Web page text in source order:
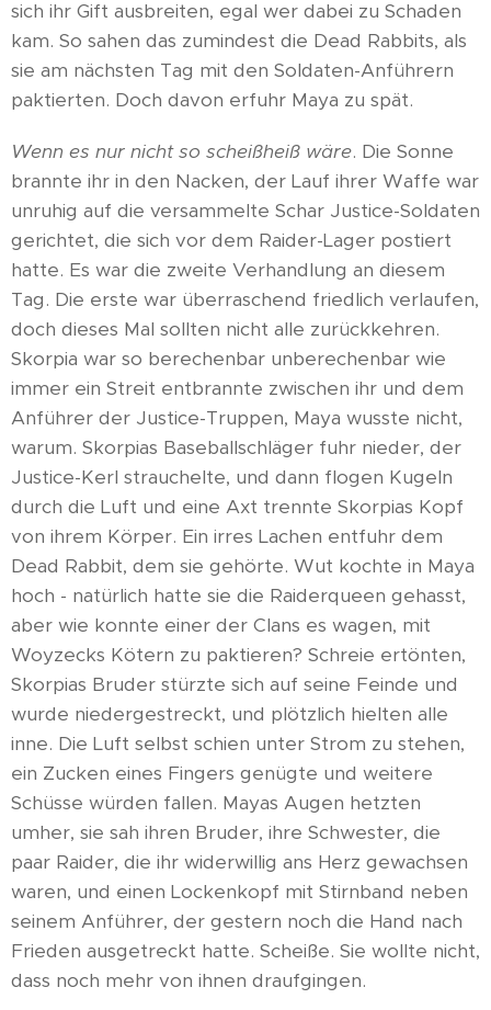
sich ihr Gift ausbreiten, egal wer dabei zu Schaden
kam. So sahen das zumindest die Dead Rabbits, als
sie am nächsten Tag mit den Soldaten-Anführern
paktierten. Doch davon erfuhr Maya zu spät.
Wenn es nur nicht so scheißheiß wäre. Die Sonne
brannte ihr in den Nacken, der Lauf ihrer Waffe war
unruhig auf die versammelte Schar Justice-Soldaten
gerichtet, die sich vor dem Raider-Lager postiert
hatte. Es war die zweite Verhandlung an diesem
Tag. Die erste war überraschend friedlich verlaufen,
doch dieses Mal sollten nicht alle zurückkehren.
Skorpia war so berechenbar unberechenbar wie
immer ein Streit entbrannte zwischen ihr und dem
Anführer der Justice-Truppen, Maya wusste nicht,
warum. Skorpias Baseballschläger fuhr nieder, der
Justice-Kerl strauchelte, und dann flogen Kugeln
durch die Luft und eine Axt trennte Skorpias Kopf
von ihrem Körper. Ein irres Lachen entfuhr dem
Dead Rabbit, dem sie gehörte. Wut kochte in Maya
hoch - natürlich hatte sie die Raiderqueen gehasst,
aber wie konnte einer der Clans es wagen, mit
Woyzecks Kötern zu paktieren? Schreie ertönten,
Skorpias Bruder stürzte sich auf seine Feinde und
wurde niedergestreckt, und plötzlich hielten alle
inne. Die Luft selbst schien unter Strom zu stehen,
ein Zucken eines Fingers genügte und weitere
Schüsse würden fallen. Mayas Augen hetzten
umher, sie sah ihren Bruder, ihre Schwester, die
paar Raider, die ihr widerwillig ans Herz gewachsen
waren, und einen Lockenkopf mit Stirnband neben
seinem Anführer, der gestern noch die Hand nach
Frieden ausgetreckt hatte. Scheiße. Sie wollte nicht,
dass noch mehr von ihnen draufgingen.